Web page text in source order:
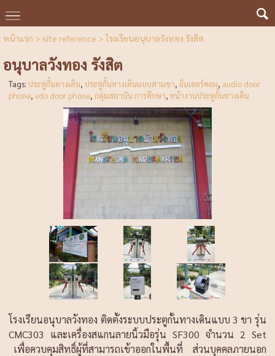
หน้าแรก > site reference >โรงเรียนอนุบาลวังทอง รังสิต
อนุบาลวังทอง รังสิต
Tags: ประตูกั้นทางเดิน, ประตูกั้นทางเดินแบบสามขา, อินเตอร์คอม, audio door
phone, vdo door phone, กลุ่มสถาบัน การศึกษา, หน้างานประตูกั้นทางเดิน
โรงเรียนอนุบาลวังทอง ติดตั้งระบบประตูกั้นทางเดินแบบ 3 ขา รุ่น
CMC303 และเครื่องสแกนลายนิ้วมือรุ่น SF300 จำนวน 2 Set
เพื่อควบคุมสิทธิ์ผู้ที่สามารถเข้าออกในพื้นที่ ส่วนบุคคลภายนอก